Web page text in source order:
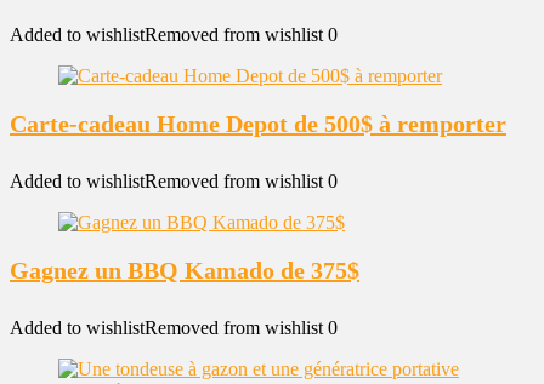
Added to wishlistRemoved from wishlist 0
Carte-cadeau Home Depot de 500$ à remporter
Added to wishlistRemoved from wishlist 0
Gagnez un BBQ Kamado de 375$
Added to wishlistRemoved from wishlist 0